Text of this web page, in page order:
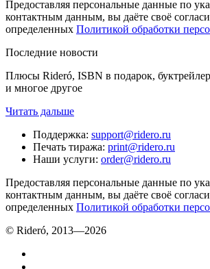
Предоставляя персональные данные по
контактным данным, вы даёте своё
определенных Политикой обработки
Последние новости
Плюсы Rideró, ISBN в подарок,
и многое другое
Читать дальше
Поддержка: support@ridero.ru
Печать тиража: print@ridero.ru
Наши услуги: order@ridero.ru
Предоставляя персональные данные по
контактным данным, вы даёте своё
определенных Политикой обработки
© Rideró, 2013—2026